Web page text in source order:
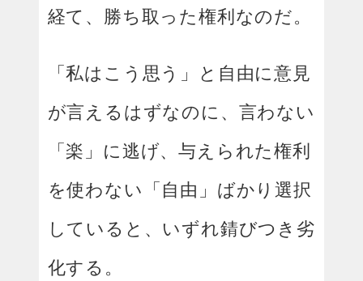
経て、勝ち取った権利なのだ。
「私はこう思う」と自由に意見
が言えるはずなのに、言わない
「楽」に逃げ、与えられた権利
を使わない「自由」ばかり選択
していると、いずれ錆びつき劣
化する。